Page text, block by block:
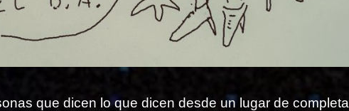
que dicen lo que dicen desde un lugar de completa